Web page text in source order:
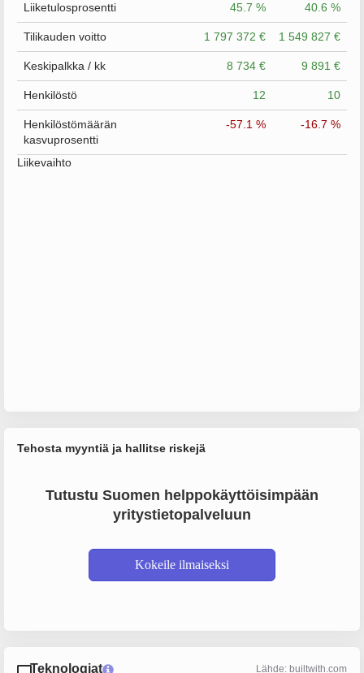
Liiketulosprosentti 45.7 % 40.6 %
Tilikauden voitto 1 797 372 € 1 549 827 €
Keskipalkka / kk 8 734 € 9 891 €
Henkilöstö 12 10
Henkilöstömäärän
kasvuprosentti
-57.1 % -16.7 %
Liikevaihto
Tehosta myyntiä ja hallitse riskejä
Tutustu Suomen helppokäyttöisimpään
yritystietopalveluun
Kokeile ilmaiseksi
Teknologiat Lähde: builtwith.com